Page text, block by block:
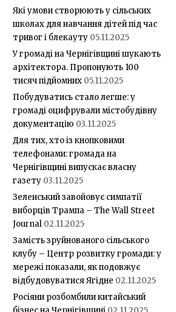
Які умови створюють у сільських
школах для навчання дітей під час
тривог і блекауту 05.11.2025
У громаді на Чернігівщині шукають
архітектора. Пропонують 100
тисяч підйомних 05.11.2025
Побудуватись стало легше: у
громаді оцифрували містобудівну
документацію 03.11.2025
Для тих, хто із кнопковими
телефонами: громада на
Чернігівщині випускає власну
газету 03.11.2025
Зеленський завойовує симпатії
виборців Трампа – The Wall Street
Journal 02.11.2025
Замість зруйнованого сільського
клубу – Центр розвитку громади: у
мережі показали, як подовжує
відбудовуватися Ягідне 02.11.2025
Росіяни розбомбили китайський